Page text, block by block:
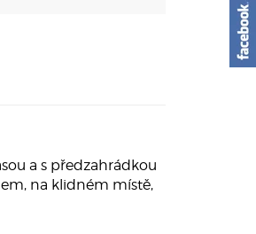
a s předzahrádkou
na klidném místě,